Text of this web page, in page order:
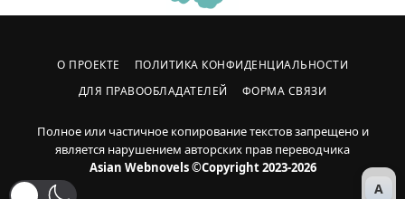
О ПРОЕКТЕ
ПОЛИТИКА КОНФИДЕНЦИАЛЬНОСТИ
ДЛЯ ПРАВООБЛАДАТЕЛЕЙ
ФОРМА СВЯЗИ
Полное или частичное копирование текстов запрещено и
является нарушением авторских прав переводчика
Asian Webnovels ©Copyright 2023-2026
A